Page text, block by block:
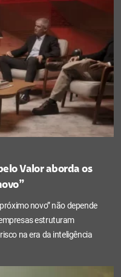
Valor aborda os
novo” não depende
estruturam
na era da inteligência